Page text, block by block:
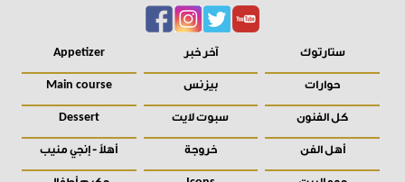
ستارتوك
حوارات
كل الفنون
أهل الفن
آخر خبر
بيزنس
سبوت لايت
خروجة
Appetizer
Main course
Dessert
أهلاً - إنجي منيب